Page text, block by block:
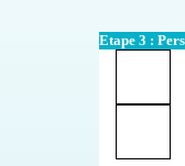
Etape 3 :